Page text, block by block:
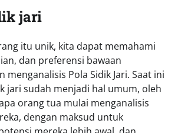
jari
itu unik, kita dapat memahami
dan preferensi bawaan
menganalisis Pola Sidik Jari. Saat ini
jari sudah menjadi hal umum, oleh
orang tua mulai menganalisis
dengan maksud untuk